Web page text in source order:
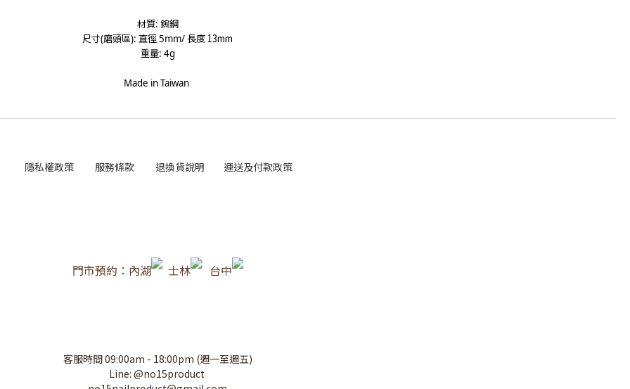
材質: 鎢鋼
尺寸(磨頭區): 直徑5mm/長度 13mm
重量: 4g
Made in Taiwan
隱私權政策 服務條款 退換貨說明 運送及付款政策
門市預約：內湖 士林 台中
客服時間 09:00am - 18:00pm (週一至週五)
Line: @no15product